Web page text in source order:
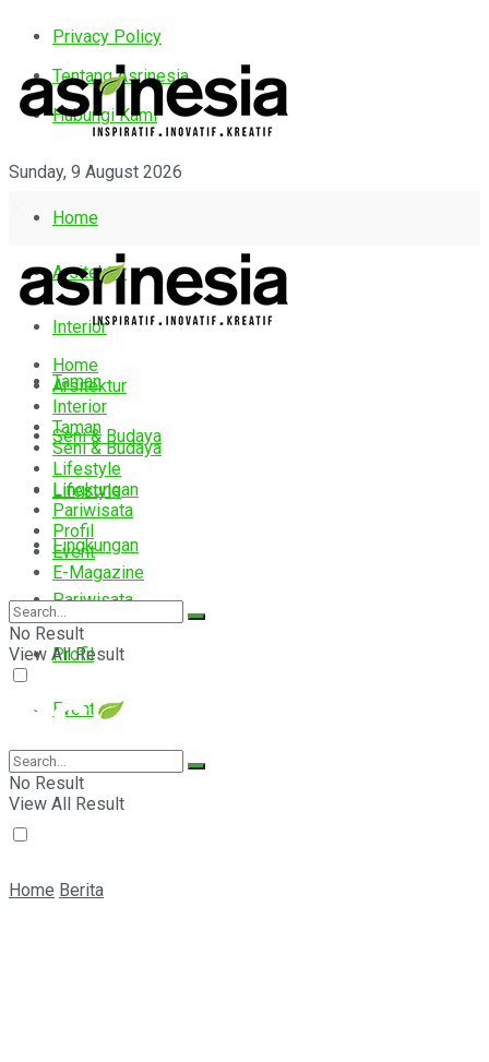
Privacy Policy
Tentang Asrinesia
Hubungi Kami
Sunday, 9 August 2026
Home
Arsitektur
Interior
Taman
Seni & Budaya
Lifestyle
Lingkungan
Pariwisata
Profil
Event
E-Magazine
Home
Arsitektur
Interior
Taman
Seni & Budaya
Lifestyle
Lingkungan
Pariwisata
Profil
Event
E-Magazine
No Result
View All Result
No Result
View All Result
Home Berita